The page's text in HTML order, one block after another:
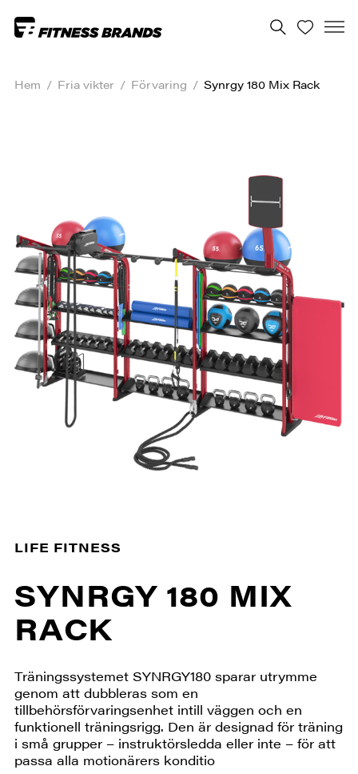
Hem / Fria vikter / Förvaring / Synrgy 180 Mix Rack
LIFE FITNESS
SYNRGY 180 MIX
RACK
Träningssystemet SYNRGY180 sparar utrymme
genom att dubbleras som en
tillbehörsförvaringsenhet intill väggen och en
funktionell träningsrigg. Den är designad för träning
i små grupper – instruktörsledda eller inte – för att
passa alla motionärers konditio